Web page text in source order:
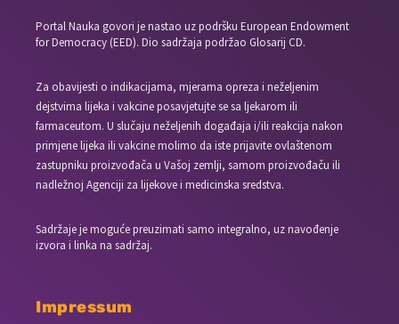
Portal Nauka govori je nastao uz podršku European Endowment
for Democracy (EED). Dio sadržaja podržao Glosarij CD.
Za obavijesti o indikacijama, mjerama opreza i neželjenim
dejstvima lijeka i vakcine posavjetujte se sa ljekarom ili
farmaceutom. U slučaju neželjenih događaja i/ili reakcija nakon
primjene lijeka ili vakcine molimo da iste prijavite ovlaštenom
zastupniku proizvođača u Vašoj zemlji, samom proizvođaču ili
nadležnoj Agenciji za lijekove i medicinska sredstva.
Sadržaje je moguće preuzimati samo integralno, uz navođenje
izvora i linka na sadržaj.
Impressum